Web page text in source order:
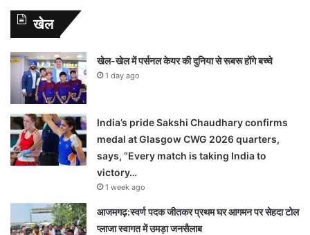
खेल
खेल-खेल में पर्सनल केयर की दुनिया से रूबरू होंगे बच्चे
1 day ago
India’s pride Sakshi Chaudhary confirms
medal at Glasgow CWG 2026 quarters,
says, “Every match is taking India to
victory…
1 week ago
आजमगढ़:स्वर्ण पदक जीतकर प्रथम घर आगमन पर सेहदा टोल
प्लाजा स्वागत में उमड़ा जनसैलाब